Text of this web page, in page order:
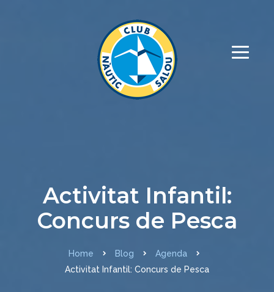
Activitat Infantil:
Concurs de Pesca
Home Blog
Agenda
Activitat Infantil: Concurs de Pesca